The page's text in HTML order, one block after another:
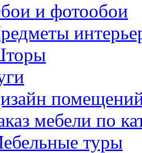
и фотообои
мебели по
туры